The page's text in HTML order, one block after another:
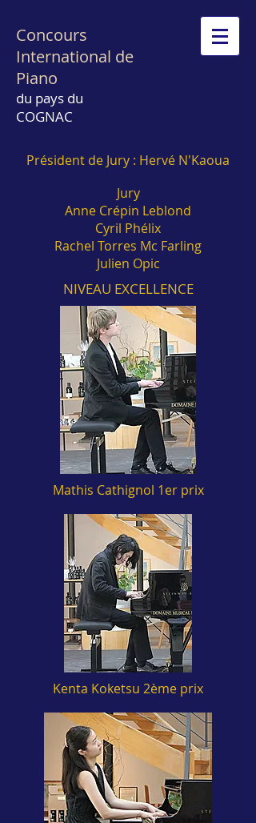
Concours
International de
Piano
du pays du
COGNAC
Président de Jury : Hervé N'Kaoua
Jury
Anne Crépin Leblond
Cyril Phélix
Rachel Torres Mc Farling
Julien Opic
NIVEAU EXCELLENCE
Mathis Cathignol 1er prix
Kenta Koketsu 2ème prix